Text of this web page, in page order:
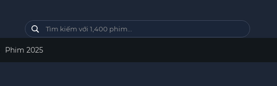
Phim 2025